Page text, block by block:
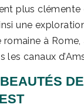
plus clémente
une
romaine à
les canaux